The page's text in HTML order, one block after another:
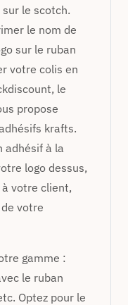
le scotch.
le nom de
sur le ruban
votre colis en
le
propose
krafts.
adhésif à la
logo dessus,
votre client,
votre
gamme :
le ruban
Optez pour le